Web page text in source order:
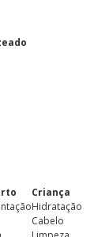
Criança
Hidratação
Cabelo